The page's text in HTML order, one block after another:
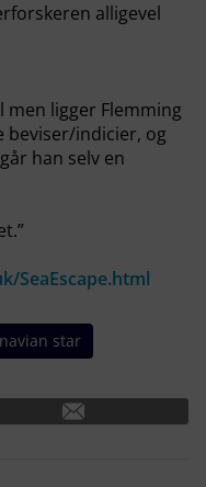
alligevel
ligger Flemming
beviser/indicier, og
han selv en
SeaEscape.html
star